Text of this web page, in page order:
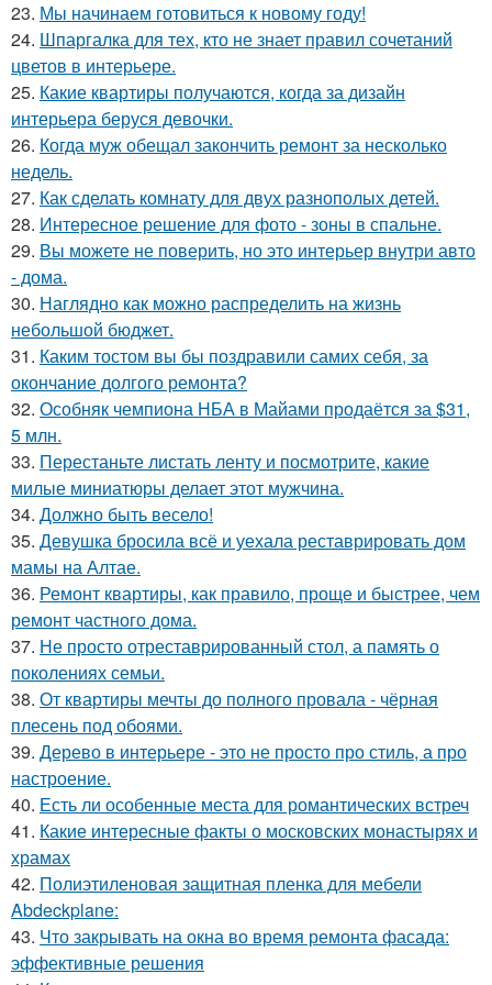
23. Мы начинаем готовиться к новому году!
24. Шпаргалка для тех, кто не знает правил сочетаний
цветов в интерьере.
25. Какие квартиры получаются, когда за дизайн
интерьера беруся девочки.
26. Когда муж обещал закончить ремонт за несколько
недель.
27. Как сделать комнату для двух разнополых детей.
28. Интересное решение для фото - зоны в спальне.
29. Вы можете не поверить, но это интерьер внутри авто
- дома.
30. Наглядно как можно распределить на жизнь
небольшой бюджет.
31. Каким тостом вы бы поздравили самих себя, за
окончание долгого ремонта?
32. Особняк чемпиона НБА в Майами продаётся за $31,
5 млн.
33. Перестаньте листать ленту и посмотрите, какие
милые миниатюры делает этот мужчина.
34. Должно быть весело!
35. Девушка бросила всё и уехала реставрировать дом
мамы на Алтае.
36. Ремонт квартиры, как правило, проще и быстрее, чем
ремонт частного дома.
37. Не просто отреставрированный стол, а память о
поколениях семьи.
38. От квартиры мечты до полного провала - чёрная
плесень под обоями.
39. Дерево в интерьере - это не просто про стиль, а про
настроение.
40. Есть ли особенные места для романтических встреч
41. Какие интересные факты о московских монастырях и
храмах
42. Полиэтиленовая защитная пленка для мебели
Abdeckplane:
43. Что закрывать на окна во время ремонта фасада:
эффективные решения